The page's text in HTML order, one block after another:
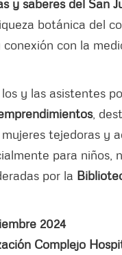
y saberes del San
botánica del
con la
y las asistentes
,
tejedoras y
para niños,
por la
2024
Complejo